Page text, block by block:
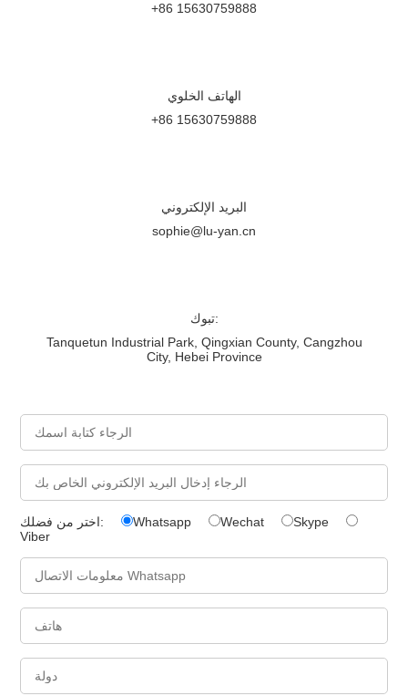
+86 15630759888
الهاتف الخلوي
+86 15630759888
البريد الإلكتروني
sophie@lu-yan.cn
تبوك:
Tanquetun Industrial Park, Qingxian County, Cangzhou
City, Hebei Province
اختر من فضلك: Whatsapp Wechat
Skype
Viber